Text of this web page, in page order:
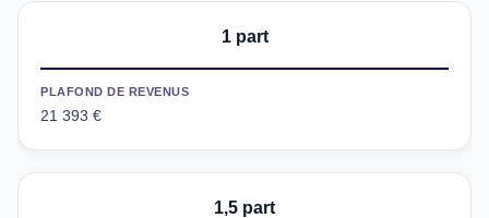
1 part
PLAFOND DE REVENUS
21 393 €
1,5 part